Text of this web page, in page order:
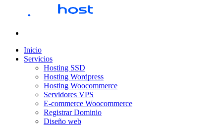
Inicio
Servicios
Hosting SSD
Hosting Wordpress
Hosting Woocommerce
Servidores VPS
E-commerce Woocommerce
Registrar Dominio
Diseño web